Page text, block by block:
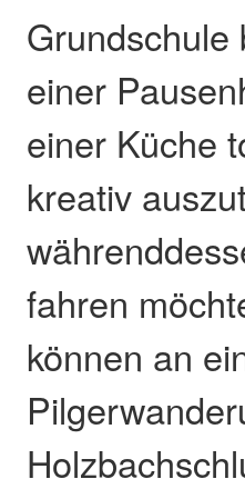
Grundschule
einer
einer Küche
kreativ
fahren
können an